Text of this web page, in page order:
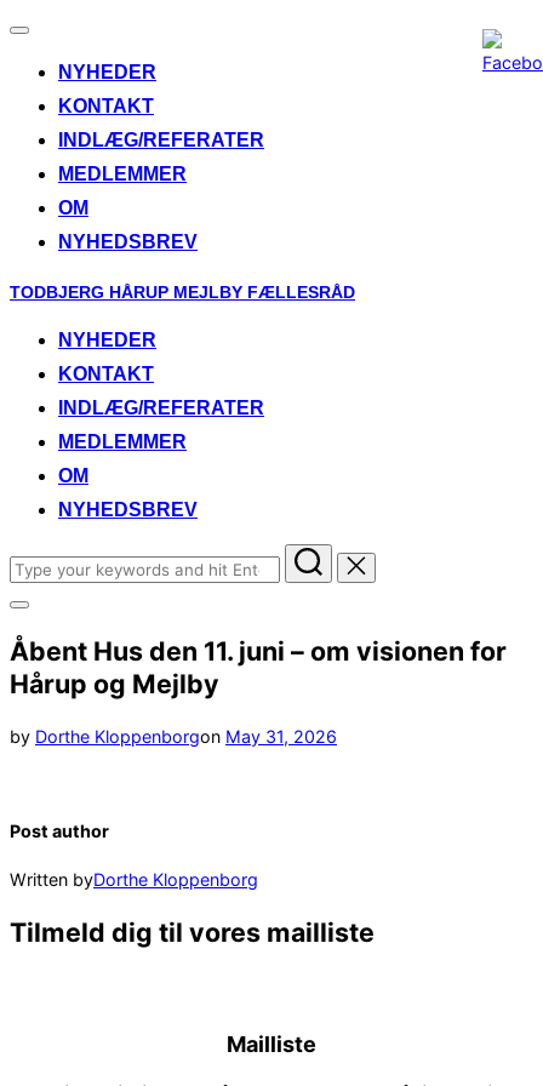
Toggle
NYHEDER
KONTAKT
INDLÆG/REFERATER
MEDLEMMER
OM
NYHEDSBREV
Skip
content
TODBJERG HÅRUP MEJLBY FÆLLESRÅD
NYHEDER
KONTAKT
INDLÆG/REFERATER
MEDLEMMER
OM
NYHEDSBREV
Search
for:
Toggle
sidebar
&
navigation
Åbent Hus den 11. juni – om visionen for
Hårup og Mejlby
by Dorthe Kloppenborgon Posted
May 31, 2026
Post author
Written byDorthe Kloppenborg
Tilmeld dig til vores mailliste
Mailliste